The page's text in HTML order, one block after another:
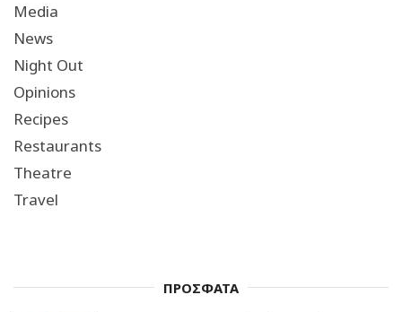
Media
News
Night Out
Opinions
Recipes
Restaurants
Theatre
Travel
ΠΡΟΣΦΑΤΑ